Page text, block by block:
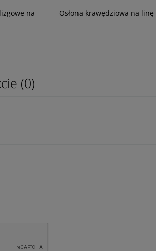
Latarka sygnalizacyjna Flagger LED
na
Osłona krawędziowa na linę
(0)